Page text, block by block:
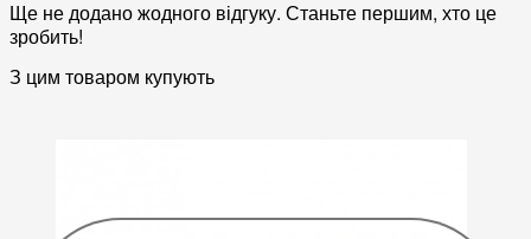
Ще не додано жодного відгуку. Станьте першим, хто це
зробить!
З цим товаром купують